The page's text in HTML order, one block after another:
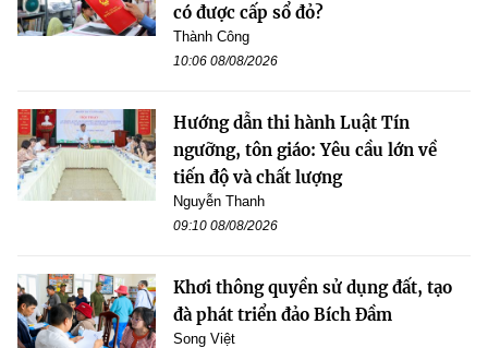
có được cấp sổ đỏ?
Thành Công
10:06 08/08/2026
Hướng dẫn thi hành Luật Tín
ngưỡng, tôn giáo: Yêu cầu lớn về
tiến độ và chất lượng
Nguyễn Thanh
09:10 08/08/2026
Khơi thông quyền sử dụng đất, tạo
đà phát triển đảo Bích Đầm
Song Việt